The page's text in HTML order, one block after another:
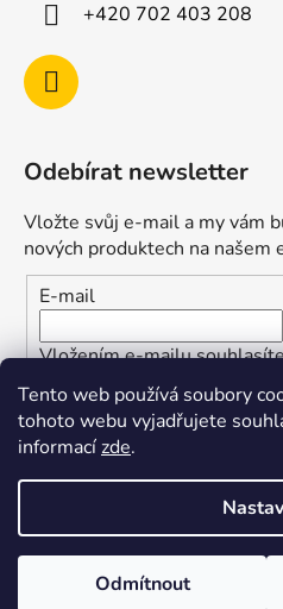
Tento web používá soubory
tohoto webu vyjadřujete
informacízde.
Odmítnout
+420 702 403 208
Odebírat newsletter
Vložte svůj e-mail a my vám
nových produktech na našem
E-mail
Vložením e-mailu
osobních údajů
PŘIHLÁSIT SE
Vytvořil
Copyright 2026